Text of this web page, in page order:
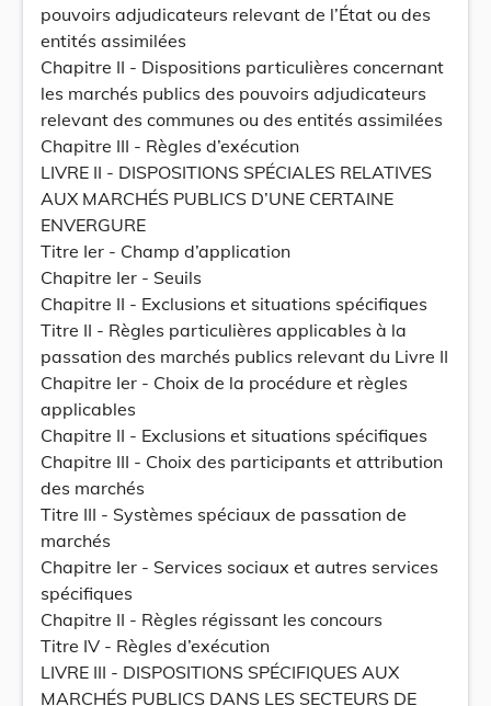
pouvoirs adjudicateurs relevant de l’État ou des
entités assimilées
Chapitre II - Dispositions particulières concernant
les marchés publics des pouvoirs adjudicateurs
relevant des communes ou des entités assimilées
Chapitre III - Règles d’exécution
LIVRE II - DISPOSITIONS SPÉCIALES RELATIVES
AUX MARCHÉS PUBLICS D’UNE CERTAINE
ENVERGURE
Titre Ier - Champ d’application
Chapitre Ier - Seuils
Chapitre II - Exclusions et situations spécifiques
Titre II - Règles particulières applicables à la
passation des marchés publics relevant du Livre II
Chapitre Ier - Choix de la procédure et règles
applicables
Chapitre II - Exclusions et situations spécifiques
Chapitre III - Choix des participants et attribution
des marchés
Titre III - Systèmes spéciaux de passation de
marchés
Chapitre Ier - Services sociaux et autres services
spécifiques
Chapitre II - Règles régissant les concours
Titre IV - Règles d’exécution
LIVRE III - DISPOSITIONS SPÉCIFIQUES AUX
MARCHÉS PUBLICS DANS LES SECTEURS DE